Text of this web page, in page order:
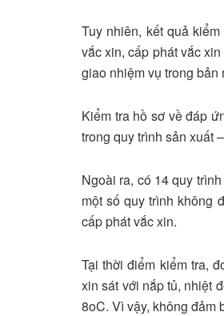
Tuy nhiên, kết quả
vắc xin, cấp phát vắc
giao nhiệm vụ trong bản
Kiểm tra hồ sơ về đáp
trong quy trình sản xuất
Ngoài ra, có 14 quy
một số quy trình không
cấp phát vắc xin.
Tại thời điểm kiểm tra,
xin sát với nắp tủ, nhiệt
8oC. Vì vậy, không đảm